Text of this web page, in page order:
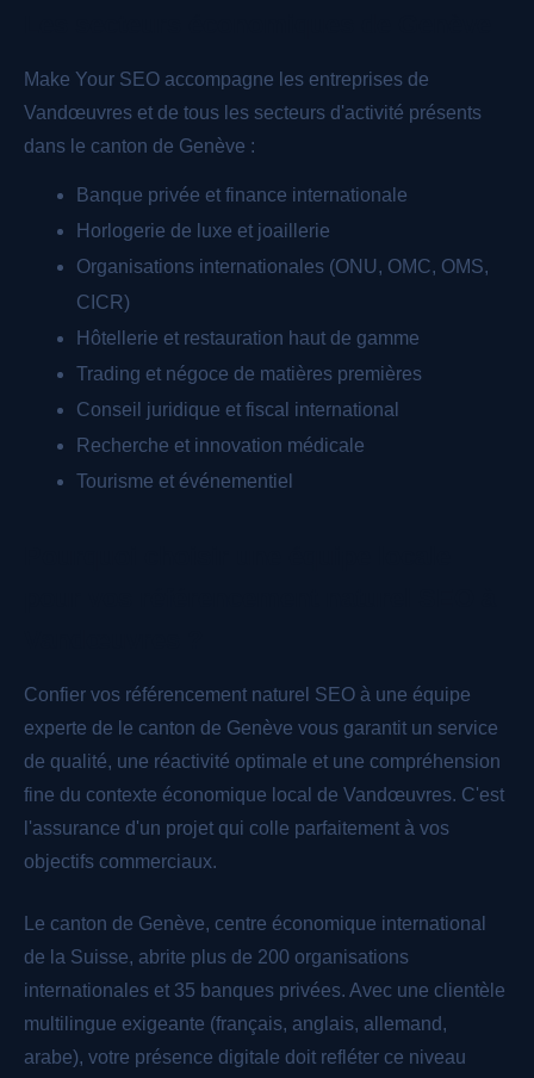
Make Your SEO accompagne les entreprises de
Vandœuvres et de tous les secteurs d'activité présents
dans le canton de Genève :
Banque privée et finance internationale
Horlogerie de luxe et joaillerie
Organisations internationales (ONU, OMC, OMS,
CICR)
Hôtellerie et restauration haut de gamme
Trading et négoce de matières premières
Conseil juridique et fiscal international
Recherche et innovation médicale
Tourisme et événementiel
Confier vos référencement naturel SEO à une équipe
experte de le canton de Genève vous garantit un service
de qualité, une réactivité optimale et une compréhension
fine du contexte économique local de Vandœuvres. C'est
l'assurance d'un projet qui colle parfaitement à vos
objectifs commerciaux.
Le canton de Genève, centre économique international
de la Suisse, abrite plus de 200 organisations
internationales et 35 banques privées. Avec une clientèle
multilingue exigeante (français, anglais, allemand,
arabe), votre présence digitale doit refléter ce niveau